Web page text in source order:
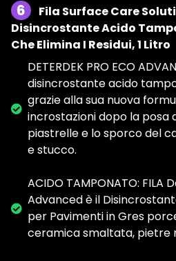
6
Fila Surface Care
Disincrostante Acido
Che Elimina I Residui, 1 Litro
DETERDEK PRO ECO
disincrostante acido
grazie alla sua nuova
incrostazioni dopo la posa
piastrelle e lo sporco del
e stucco.
ACIDO TAMPONATO: FILA
Advanced è il
per Pavimenti in Gres
ceramica smaltata, pietre